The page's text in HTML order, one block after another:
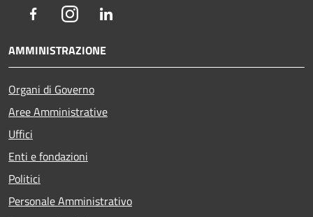
FacebookInstagram
AMMINISTRAZIONE
Organi di Governo
Aree Amministrative
Uffici
Enti e fondazioni
Politici
Personale Amministrativo